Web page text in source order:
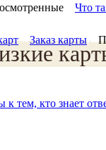
Что
Заказ карты
к тем, кто знает